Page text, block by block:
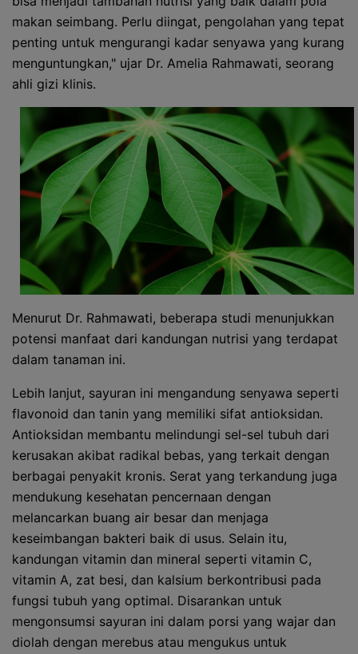
makan seimbang. Perlu diingat, pengolahan yang tepat
penting untuk mengurangi kadar senyawa yang kurang
menguntungkan," ujar Dr. Amelia Rahmawati, seorang
ahli gizi klinis.
Menurut Dr. Rahmawati, beberapa studi menunjukkan
potensi manfaat dari kandungan nutrisi yang terdapat
dalam tanaman ini.
Lebih lanjut, sayuran ini mengandung senyawa seperti
flavonoid dan tanin yang memiliki sifat antioksidan.
Antioksidan membantu melindungi sel-sel tubuh dari
kerusakan akibat radikal bebas, yang terkait dengan
berbagai penyakit kronis. Serat yang terkandung juga
mendukung kesehatan pencernaan dengan
melancarkan buang air besar dan menjaga
keseimbangan bakteri baik di usus. Selain itu,
kandungan vitamin dan mineral seperti vitamin C,
vitamin A, zat besi, dan kalsium berkontribusi pada
fungsi tubuh yang optimal. Disarankan untuk
mengonsumsi sayuran ini dalam porsi yang wajar dan
diolah dengan merebus atau mengukus untuk